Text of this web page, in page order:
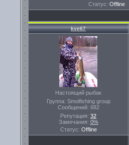
Статус: Offline
kve67
Настоящий рыбак
Группа: Smolfishing group
Сообщений: 682
Репутация: 32
Замечания: 0%
Статус: Offline